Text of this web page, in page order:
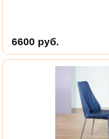
6600 руб.